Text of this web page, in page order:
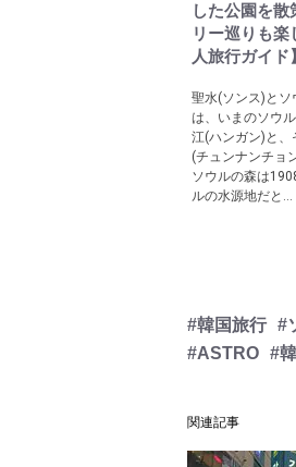
した公園を
リー巡りも
人旅行ガイド】
聖水(ソンス)とソ
は、いまのソウ
江(ハンガン)と、
(チュンナンチョ
ソウルの森は
ルの水源地だと...
#韓国旅行 #
#ASTRO #
関連記事